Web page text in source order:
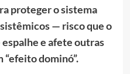
proteger o sistema
— risco que o
e afete outras
dominó”.